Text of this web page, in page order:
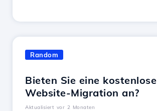
Random
Bieten Sie eine kostenlose
Website-Migration an?
Aktualisiert vor 2 Monaten